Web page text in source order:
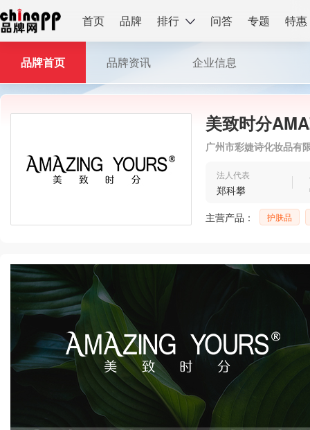
首页 品牌 排行 问答 专题 特惠
美致时分
广州市彩婕诗化妆品有
法人代表
郑科攀
主营产品：
护肤品
品牌首页 品牌资讯 企业信息